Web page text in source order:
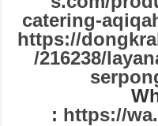
catering-
https://
/216238/
: https://